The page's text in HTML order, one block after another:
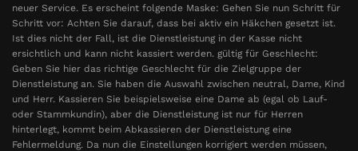
neuer Service. Es erscheint folgende Maske: Gehen Sie nun Schritt für
Schritt vor: Achten Sie darauf, dass bei aktiv ein Häkchen gesetzt ist.
Ist dies nicht der Fall, ist die Dienstleistung in der Kasse nicht
ersichtlich und kann nicht kassiert werden. gültig für Geschlecht:
Geben Sie hier das richtige Geschlecht für die Zielgruppe der
Dienstleistung an. Sie haben die Auswahl zwischen neutral, Dame, Kind
und Herr. Kassieren Sie beispielsweise eine Dame ab (egal ob Lauf-
oder Stammkundin), aber die Dienstleistung ist nur für Herren
hinterlegt, kommt beim Abkassieren der Dienstleistung eine
Fehlermeldung. Da nun die Einstellungen korrigiert werden müssen,